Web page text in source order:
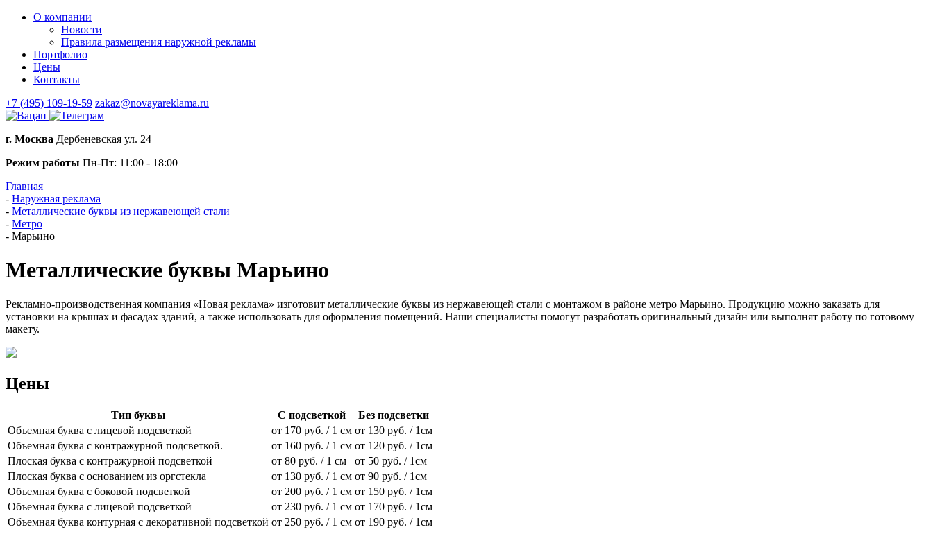
О компании
Новости
Правила размещения наружной рекламы
Портфолио
Цены
Контакты
+7 (495) 109-19-59 zakaz@novayareklama.ru
г. Москва Дербеневская ул. 24
Режим работы Пн-Пт: 11:00 - 18:00
Главная
- Наружная реклама
- Металлические буквы из нержавеющей стали
- Метро
- Марьино
Металлические буквы Марьино
Рекламно-производственная компания «Новая реклама» изготовит металлические буквы из нержавеющей стали с монтажом в районе метро Марьино. Продукцию можно заказать для
установки на крышах и фасадах зданий, а также использовать для оформления помещений. Наши специалисты помогут разработать оригинальный дизайн или выполнят работу по готовому
макету.
Цены
Тип буквы С подсветкой
Без подсветки
Объемная буква с лицевой подсветкой
от 170 руб. / 1 см от 130 руб. / 1см
Объемная буква с контражурной подсветкой.
от 160 руб. / 1 см от 120 руб. / 1см
Плоская буква с контражурной подсветкой
от 80 руб. / 1 см
от 50 руб. / 1см
Плоская буква с основанием из оргстекла
от 130 руб. / 1 см от 90 руб. / 1см
Объемная буква с боковой подсветкой
от 200 руб. / 1 см от 150 руб. / 1см
Объемная буква с лицевой подсветкой
от 230 руб. / 1 см от 170 руб. / 1см
Объемная буква контурная с декоративной подсветкой от 250 руб. / 1 см от 190 руб. / 1см